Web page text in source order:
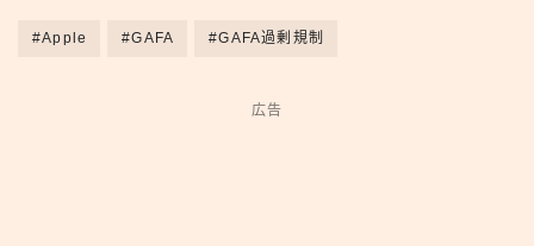
#Apple #GAFA #GAFA過剰規制
広告